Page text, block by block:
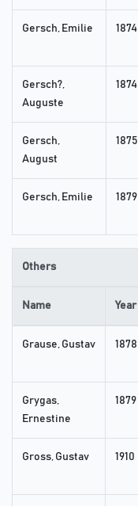
Gersch, Emilie 1874
Gersch?,
Auguste
1874
Gersch,
August
1875
Gersch, Emilie 1879
Others
Name Year
Grause, Gustav 1878
Grygas,
Ernestine
1879
Gross, Gustav 1910